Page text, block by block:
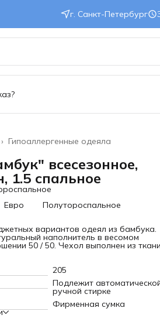
г. Санкт-Петербург
Гипоаллергенные одеяла
›
всесезонное,
1.5 спальное
Евро
Полутороспальное
вариантов одеял из бамбука.
наполнитель в весомом
50 / 50. Чехол выполнен из ткани
что делает его более
по своей природе
волокна. Изготовлено из листьев и
% натуральный наполнитель с
волокна для более прочной
Силиконизированное волокно
по своей структуре.
позволяет одеялу дышать вместе с
чехла: - поликоттон (смесовая ткань
205
Подлежит
ручной стирке
Фирменная сумка